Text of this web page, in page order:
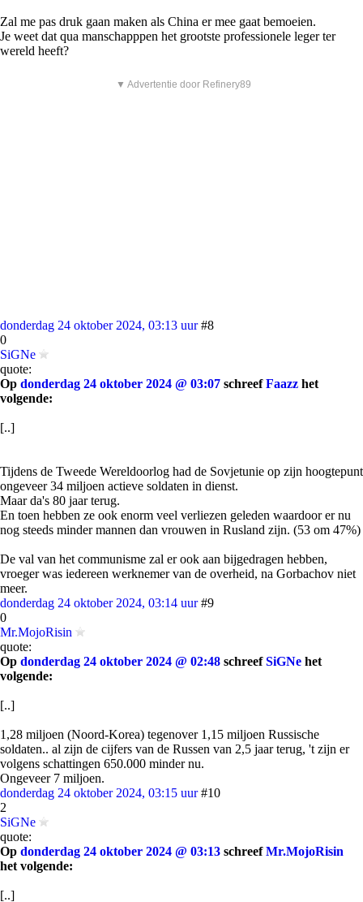
Zal me pas druk gaan maken als China er mee gaat bemoeien.
Je weet dat qua manschapppen het grootste professionele leger ter
wereld heeft?
▼ Advertentie door Refinery89
donderdag 24 oktober 2024, 03:13 uur #8
0
SiGNe
quote:
Op donderdag 24 oktober 2024 @ 03:07 schreefFaazz het
volgende:
[..]
Tijdens de Tweede Wereldoorlog had de Sovjetunie op zijn hoogtepunt
ongeveer 34 miljoen actieve soldaten in dienst.
Maar da's 80 jaar terug.
En toen hebben ze ook enorm veel verliezen geleden waardoor er nu
nog steeds minder mannen dan vrouwen in Rusland zijn. (53 om 47%)
De val van het communisme zal er ook aan bijgedragen hebben,
vroeger was iedereen werknemer van de overheid, na Gorbachov niet
meer.
donderdag 24 oktober 2024, 03:14 uur #9
0
Mr.MojoRisin
quote:
Op donderdag 24 oktober 2024 @ 02:48 schreefSiGNe het
volgende:
[..]
1,28 miljoen (Noord-Korea) tegenover 1,15 miljoen Russische
soldaten.. al zijn de cijfers van de Russen van 2,5 jaar terug, 't zijn er
volgens schattingen 650.000 minder nu.
Ongeveer 7 miljoen.
donderdag 24 oktober 2024, 03:15 uur #10
2
SiGNe
quote:
Op donderdag 24 oktober 2024 @ 03:13 schreefMr.MojoRisin
het volgende:
[..]